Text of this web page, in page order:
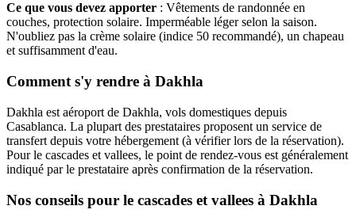
Ce que vous devez apporter : Vêtements de randonnée en
couches, protection solaire. Imperméable léger selon la saison.
N'oubliez pas la crème solaire (indice 50 recommandé), un chapeau
et suffisamment d'eau.
Comment s'y rendre à Dakhla
Dakhla est aéroport de Dakhla, vols domestiques depuis
Casablanca. La plupart des prestataires proposent un service de
transfert depuis votre hébergement (à vérifier lors de la réservation).
Pour le cascades et vallees, le point de rendez-vous est généralement
indiqué par le prestataire après confirmation de la réservation.
Nos conseils pour le cascades et vallees à Dakhla